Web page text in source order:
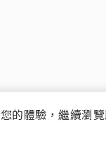
的體驗，繼續瀏